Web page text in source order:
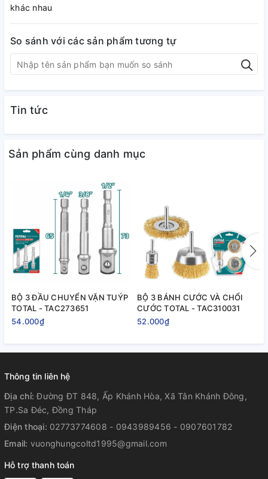
khác nhau
So sánh với các sản phẩm tương tự
Tin tức
Sản phẩm cùng danh mục
BỘ 3 ĐẦU CHUYỂN VẶN TUÝP
TOTAL - TAC273651
54.000₫
BỘ 3 BÁNH CƯỚC VÀ CHỔI
CƯỚC TOTAL - TAC310031
52.000₫
Thông tin liên hệ
Địa chỉ:Đường ĐT 848, Ấp Khánh Hòa, Xã Tân Khánh Đông,
TP.Sa Đéc, Đồng Tháp
Điện thoại: 02773774608 - 0943989456 - 0907601782
Email: vuonghungcoltd1995@gmail.com
Hỗ trợ thanh toán